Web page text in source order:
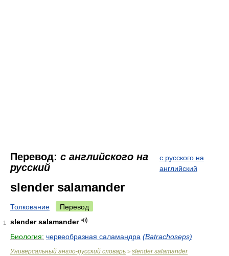
Перевод: с английского на
русский
с русского на
английский
slender salamander
Толкование Перевод
1
slender salamander
Биология: червеобразная саламандра (Batrachoseps)
Универсальный англо-русский словарь > slender salamander